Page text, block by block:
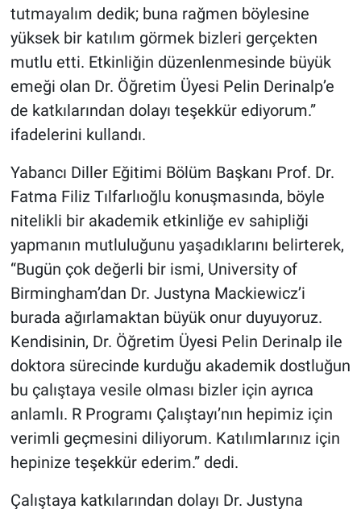
tutmayalım dedik; buna rağmen böylesine
yüksek bir katılım görmek bizleri gerçekten
mutlu etti. Etkinliğin düzenlenmesinde büyük
emeği olan Dr. Öğretim Üyesi Pelin Derinalp’e
de katkılarından dolayı teşekkür ediyorum.”
ifadelerini kullandı.
Yabancı Diller Eğitimi Bölüm Başkanı Prof. Dr.
Fatma Filiz Tılfarlıoğlu konuşmasında, böyle
nitelikli bir akademik etkinliğe ev sahipliği
yapmanın mutluluğunu yaşadıklarını belirterek,
“Bugün çok değerli bir ismi, University of
Birmingham’dan Dr. Justyna Mackiewicz’i
burada ağırlamaktan büyük onur duyuyoruz.
Kendisinin, Dr. Öğretim Üyesi Pelin Derinalp ile
doktora sürecinde kurduğu akademik dostluğun
bu çalıştaya vesile olması bizler için ayrıca
anlamlı. R Programı Çalıştayı’nın hepimiz için
verimli geçmesini diliyorum. Katılımlarınız için
hepinize teşekkür ederim.” dedi.
Çalıştaya katkılarından dolayı Dr. Justyna